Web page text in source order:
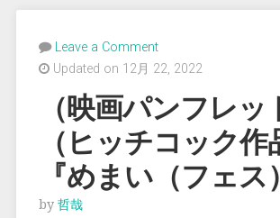
Leave a Comment
Updated on 12月 22, 2022
（映画パンフレッ
（ヒッチコック作
『めまい（フェス
by 哲哉